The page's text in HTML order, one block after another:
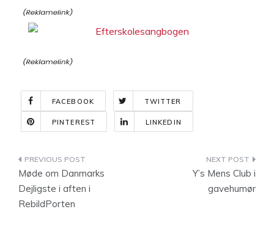
FACEBOOK TWITTER
PINTEREST LINKEDIN
Indlægsnavigation
Møde om Danmarks
Dejligste i aften i
RebildPorten
Y’s Mens Club i
gavehumør